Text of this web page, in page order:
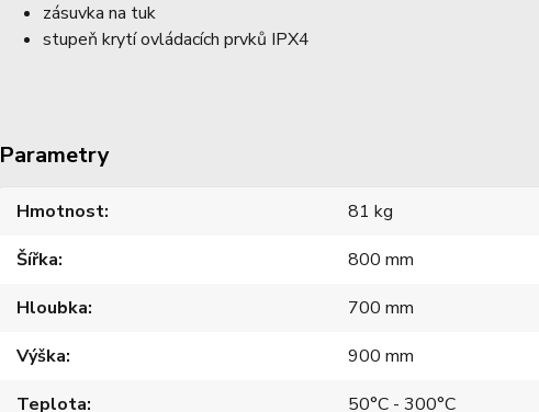
zásuvka na tuk
stupeň krytí ovládacích prvků IPX4
Parametry
Hmotnost
81 kg
Šířka
800 mm
Hloubka
700 mm
Výška
900 mm
Teplota
50°C - 300°C